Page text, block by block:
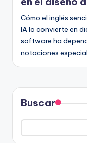
Cómo el inglés
IA lo convierte en
software ha
notaciones
Buscar